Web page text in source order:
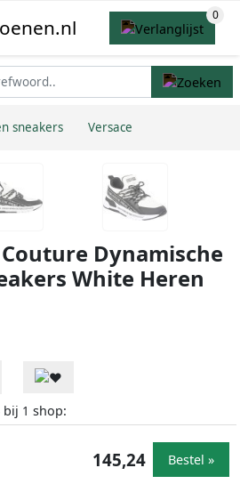
sneakers Versace
Couture Dynamische
White Heren
bij 1 shop:
145,24 Bestel »